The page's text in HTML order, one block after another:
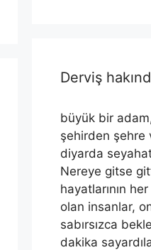
Derviş
büyük bir
şehirden şehre
diyarda
Nereye gitse
hayatlarının
olan insanlar,
sabırsızca
dakika